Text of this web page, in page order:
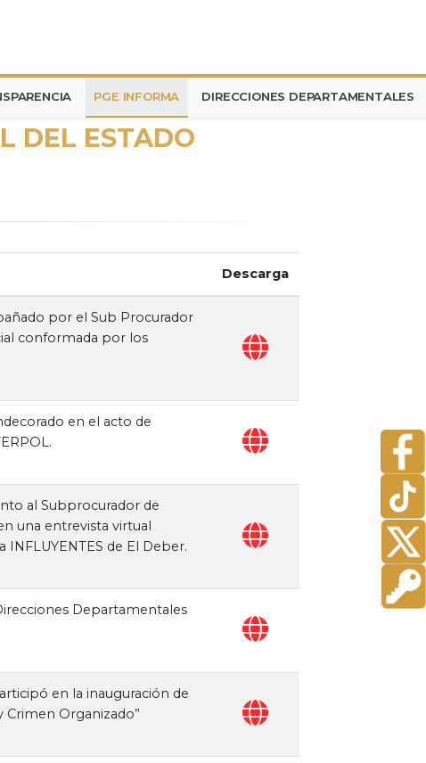
PGE INFORMA DIRECCIONES DEPARTAMENTALES
DEL ESTADO
Descarga
por el Sub Procurador
conformada por los
en el acto de
al Subprocurador de
una entrevista virtual
de El Deber.
Departamentales
en la inauguración de
Crimen Organizado”